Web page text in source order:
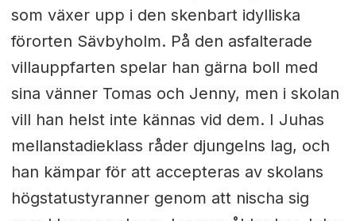
som växer upp i den skenbart idylliska
förorten Sävbyholm. På den asfalterade
villauppfarten spelar han gärna boll med
sina vänner Tomas och Jenny, men i skolan
vill han helst inte kännas vid dem. I Juhas
mellanstadieklass råder djungelns lag, och
han kämpar för att accepteras av skolans
högstatustyranner genom att nischa sig